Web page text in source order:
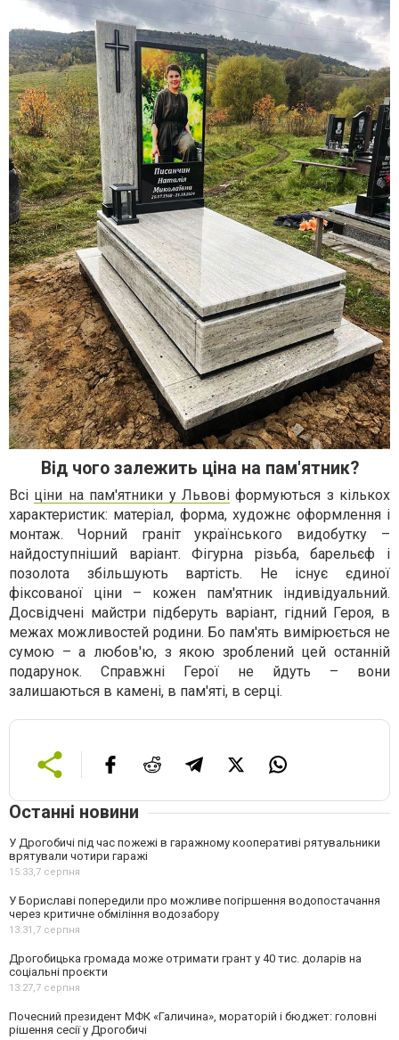
Від чого залежить ціна на пам'ятник?
Всі ціни на пам'ятники у Львовіформуються з кількох
характеристик: матеріал, форма, художнє оформлення і
монтаж. Чорний граніт українського видобутку –
найдоступніший варіант. Фігурна різьба, барельєф і
позолота збільшують вартість. Не існує єдиної
фіксованої ціни – кожен пам'ятник індивідуальний.
Досвідчені майстри підберуть варіант, гідний Героя, в
межах можливостей родини. Бо пам'ять вимірюється не
сумою – а любов'ю, з якою зроблений цей останній
подарунок. Справжні Герої не йдуть – вони
залишаються в камені, в пам'яті, в серці.
Останні новини
У Дрогобичі під час пожежі в гаражному кооперативі рятувальники
врятували чотири гаражі
15:33,7 серпня
У Бориславі попередили про можливе погіршення водопостачання
через критичне обміління водозабору
13:31,7 серпня
Дрогобицька громада може отримати грант у 40 тис. доларів на
соціальні проєкти
13:27,7 серпня
Почесний президент МФК «Галичина», мораторій і бюджет: головні
рішення сесії у Дрогобичі